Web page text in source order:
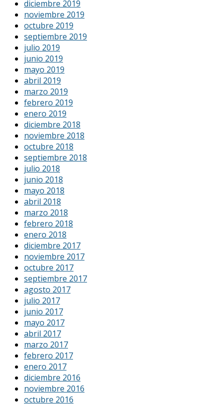
diciembre 2019
noviembre 2019
octubre 2019
septiembre 2019
julio 2019
junio 2019
mayo 2019
abril 2019
marzo 2019
febrero 2019
enero 2019
diciembre 2018
noviembre 2018
octubre 2018
septiembre 2018
julio 2018
junio 2018
mayo 2018
abril 2018
marzo 2018
febrero 2018
enero 2018
diciembre 2017
noviembre 2017
octubre 2017
septiembre 2017
agosto 2017
julio 2017
junio 2017
mayo 2017
abril 2017
marzo 2017
febrero 2017
enero 2017
diciembre 2016
noviembre 2016
octubre 2016